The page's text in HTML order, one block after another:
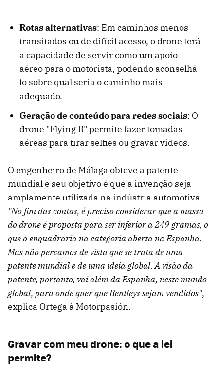
Rotas alternativas: Em caminhos menos
transitados ou de difícil acesso, o drone terá
a capacidade de servir como um apoio
aéreo para o motorista, podendo aconselhá-
lo sobre qual seria o caminho mais
adequado.
Geração de conteúdo para redes sociais: O
drone "Flying B" permite fazer tomadas
aéreas para tirar selfies ou gravar vídeos.
O engenheiro de Málaga obteve a patente
mundial e seu objetivo é que a invenção seja
amplamente utilizada na indústria automotiva.
"No fim das contas, é preciso considerar que a massa
do drone é proposta para ser inferior a 249 gramas, o
que o enquadraria na categoria aberta na Espanha.
Mas não percamos de vista que se trata de uma
patente mundial e de uma ideia global. A visão da
patente, portanto, vai além da Espanha, neste mundo
global, para onde quer que Bentleys sejam vendidos",
explica Ortega à Motorpasión.
Gravar com meu drone: o que a lei
permite?